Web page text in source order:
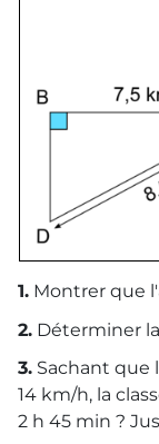
1. Montrer que
2. Déterminer
3. Sachant que
14 km/h, la
2 h 45 min ?